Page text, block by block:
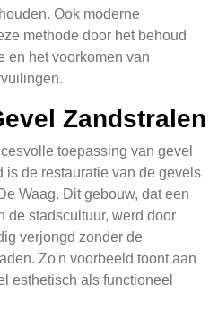
Ook moderne
methode door het behoud
en het voorkomen van
Zandstralen
toepassing van gevel
de restauratie van de gevels
Waag. Dit gebouw, dat een
de stadscultuur, werd door
verjongd zonder de
Zo'n voorbeeld toont aan
esthetisch als functioneel